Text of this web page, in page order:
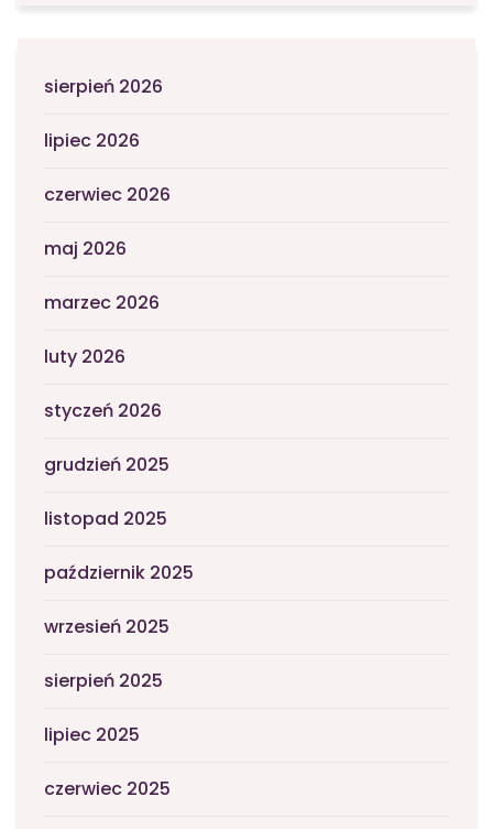
sierpień 2026
lipiec 2026
czerwiec 2026
maj 2026
marzec 2026
luty 2026
styczeń 2026
grudzień 2025
listopad 2025
październik 2025
wrzesień 2025
sierpień 2025
lipiec 2025
czerwiec 2025